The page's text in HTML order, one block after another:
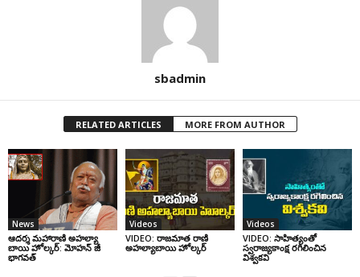
sbadmin
RELATED ARTICLES MORE FROM AUTHOR
News
ఆదర్శ మహారాణి అహల్యా
బాయి హోల్కర్: మోహన్ జీ
భాగవత్
Videos
VIDEO: రాజమాత రాణి
అహల్యాబాయి హోల్కర్
Videos
VIDEO: సాహిత్యంతో
స్వరాజ్యకాంక్ష రగిలించిన
విశ్వకవి